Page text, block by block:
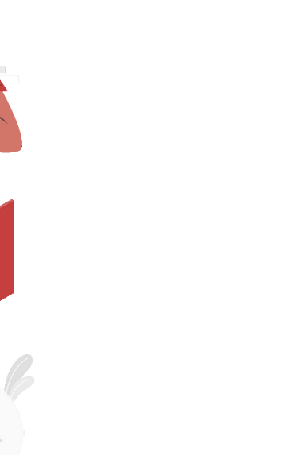
sem precisar